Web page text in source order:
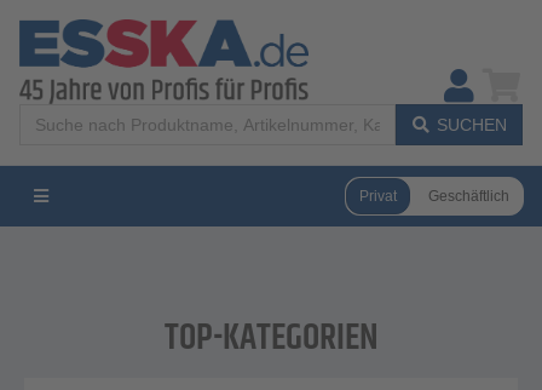
SUCHEN
Privat Geschäftlich
TOP-KATEGORIEN